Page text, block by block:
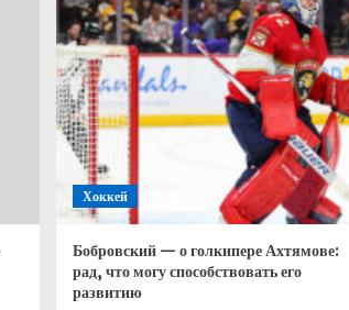
вылета
Нидерландов
с ЧМ-2026
Хоккей
Бобровский — о голкипере Ахтямове:
рад, что могу способствовать его
развитию